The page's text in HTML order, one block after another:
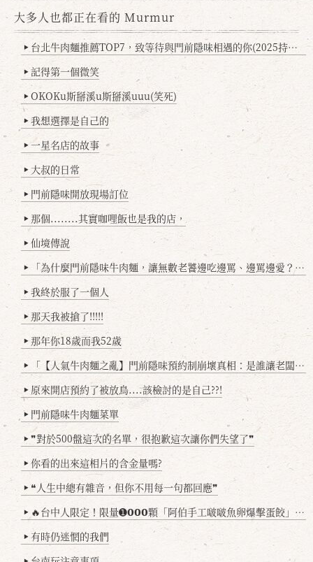
大多人也都正在看的 Murmur
▶ 台北牛肉麵推薦TOP7，致等待與門前隱味相遇的你(2025持續更新
▶ 記得第一個微笑
▶ OKOKu斯掰溪u斯掰溪uuu(笑死)
▶ 我想選擇是自己的
▶ 一星名店的故事
▶ 大叔的日常
▶ 門前隱味開放現場訂位
▶ 那個........其實咖哩飯也是我的店，
▶ 仙境傳說
▶ 「為什麼門前隱味牛肉麵，讓無數老饕邊吃邊罵、邊罵邊愛？小辣雞揭密！」
▶ 我終於服了一個人
▶ 那天我被搶了!!!!!
▶ 那年你18歲而我52歲
▶ 「【人氣牛肉麵之亂】門前隱味預約制崩壞真相：是誰讓老闆心灰意冷？」
▶ 原來開店預約了被放鳥....該檢討的是自己??!
▶ 門前隱味牛肉麵菜單
▶ ❞對於500盤這次的名單，很抱歉這次讓你們失望了❞
▶ 你看的出來這相片的含金量嗎?
▶ ❝人生中總有雜音，但你不用每一句都回應❞
▶ 🔥台中人限定！限量➊𝟬𝟬𝟬顆「阿伯手工啵啵魚卵爆擊蛋餃」台北已被搶爆2萬顆，最後名額門前隱味只留給你！🥟💥
▶ 有時仍迷惘的我們